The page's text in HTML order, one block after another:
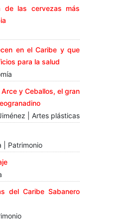
de las cervezas más
en el Caribe y que
para la salud
y Ceballos, el gran
| Artes plásticas
| Patrimonio
del Caribe Sabanero